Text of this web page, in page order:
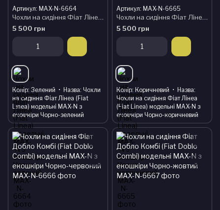
Артикул: MAX-N-6664
Чохли на сидіння Фіат Лінеа (Fiat Linea) модельні MAX-N з екошкіри Чорно-зелений
5 500 грн
Колір Зелений Назва Чохли
на сидіння Фіат Лінеа (Fiat
Linea) модельні MAX-N з
екошкіри Чорно-зелений
Артикул: MAX-N-6665
Чохли на сидіння Фіат Лінеа (Fiat Linea) модельні MAX-N з екошкіри Чорно-коричневий
5 500 грн
Колір Коричневий
Назва
Чохли на сидіння Фіат Лінеа
(Fiat Linea) модельні MAX-N з
екошкіри Чорно-коричневий